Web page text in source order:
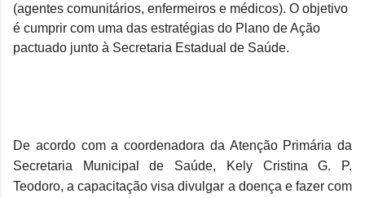
(agentes comunitários, enfermeiros e médicos). O objetivo
é cumprir com uma das estratégias do Plano de Ação
pactuado junto à Secretaria Estadual de Saúde.
De acordo com a coordenadora da Atenção Primária da
Secretaria Municipal de Saúde, Kely Cristina G. P.
Teodoro, a capacitação visa divulgar a doença e fazer com